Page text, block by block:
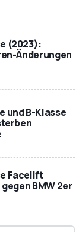
(2023):
Änderungen
und B-Klasse
Facelift
BMW 2er